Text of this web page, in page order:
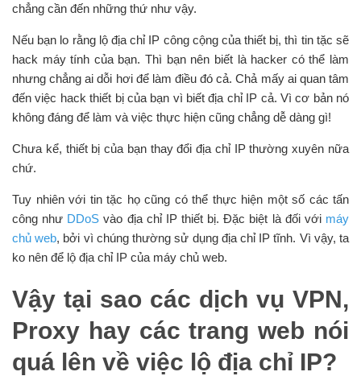
chẳng cần đến những thứ như vậy.
Nếu bạn lo rằng lộ địa chỉ IP công cộng của thiết bị, thì tin tặc sẽ
hack máy tính của bạn. Thì bạn nên biết là hacker có thể làm
nhưng chẳng ai dỗi hơi để làm điều đó cả. Chả mấy ai quan tâm
đến việc hack thiết bị của bạn vì biết địa chỉ IP cả. Vì cơ bản nó
không đáng để làm và việc thực hiện cũng chẳng dễ dàng gì!
Chưa kể, thiết bị của bạn thay đổi địa chỉ IP thường xuyên nữa
chứ.
Tuy nhiên với tin tặc họ cũng có thể thực hiện một số các tấn
công như DDoS vào địa chỉ IP thiết bị. Đặc biệt là đối với máy
chủ web, bởi vì chúng thường sử dụng địa chỉ IP tĩnh. Vì vậy, ta
ko nên để lộ địa chỉ IP của máy chủ web.
Vậy tại sao các dịch vụ VPN,
Proxy hay các trang web nói
quá lên về việc lộ địa chỉ IP?